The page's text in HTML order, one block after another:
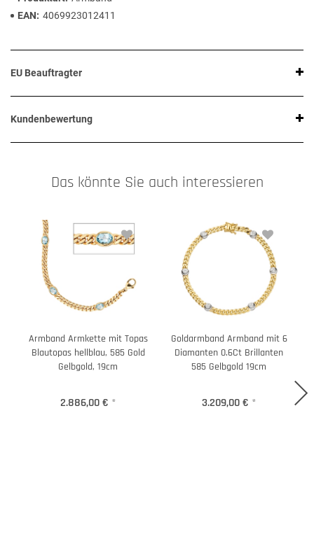
EAN
4069923012411
EU Beauftragter
Kundenbewertung
Das könnte Sie auch interessieren
Armband Armkette mit Topas
Blautopas hellblau, 585 Gold
Gelbgold, 19cm
2.886,00 € *
Goldarmband Armband mit 6
Diamanten 0.6Ct Brillanten
585 Gelbgold 19cm
3.209,00 € *